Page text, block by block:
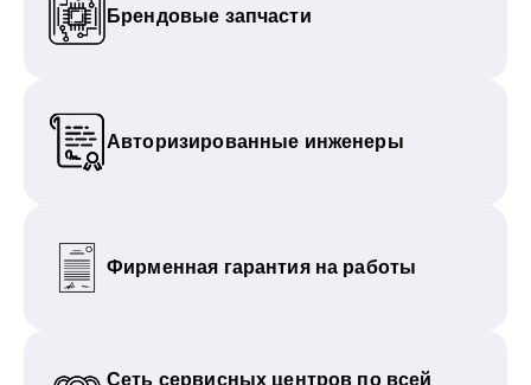
Брендовые запчасти
Авторизированные инженеры
Фирменная гарантия на работы
Сеть сервисных центров по всей